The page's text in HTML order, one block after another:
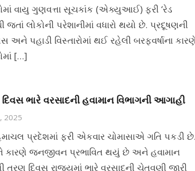
વાયુ ગુણવત્તા સૂચકાંક (એક્યુઆઈ) ફરી ‘રેડ
જતાં લોકોની પરેશાનીમાં વધારો થયો છે. પ્રદૂષણની
અને પહાડી વિસ્તારોમાં થઈ રહેલી બરફવર્ષાના
[…]
ભારે વરસાદની હવામાન વિભાગની આગાહી
2025
પ્રદેશમાં ફરી એકવાર ચોમાસાએ ગતિ પકડી
કારણે જનજીવન પ્રભાવિત થયું છે અને હવામાન
ત્રણ દિવસ રાજ્યમાં ભારે વરસાદની ચેતવણી જારી